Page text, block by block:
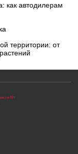
как автодилерам
территории: от
N»